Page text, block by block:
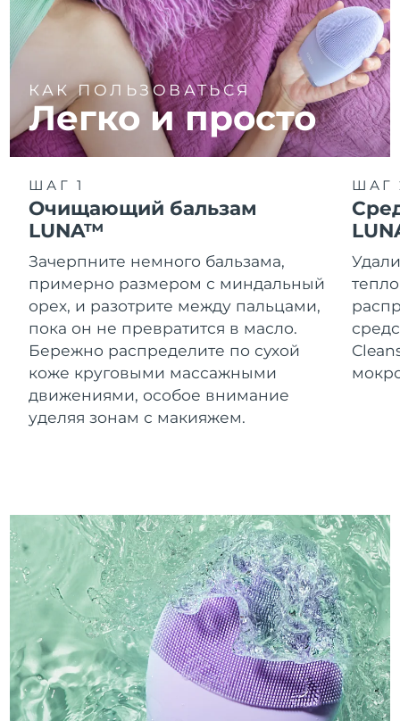
КАК ПОЛЬЗОВАТЬСЯ
Легко и просто
ШАГ 1
Очищающий бальзам
LUNA™
Зачерпните немного бальзама,
примерно размером с миндальный
орех, и разотрите между пальцами,
пока он не превратится в масло.
Бережно распределите по сухой
коже круговыми массажными
движениями, особое внимание
уделяя зонам с макияжем.
ШАГ